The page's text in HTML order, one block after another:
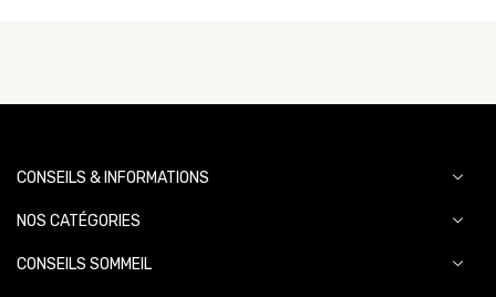
CONSEILS & INFORMATIONS
NOS CATÉGORIES
CONSEILS SOMMEIL